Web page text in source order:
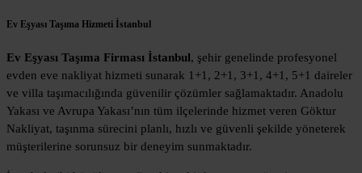
Ev Eşyası Taşıma Hizmeti İstanbul
Ev Eşyası Taşıma Firması İstanbul, şehir genelinde profesyonel
evden eve nakliyat hizmeti sunarak 1+1, 2+1, 3+1, 4+1, 5+1 daireler
ve villa taşımacılığında güvenilir çözümler sağlamaktadır. Anadolu
Yakası ve Avrupa Yakası’nın tüm ilçelerinde hizmet veren Göktur
Nakliyat, taşınma sürecini planlı, hızlı ve güvenli şekilde yöneterek
müşterilerine sorunsuz bir deneyim sunmaktadır.